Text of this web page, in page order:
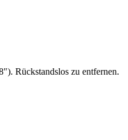
Rückstandslos zu entfernen.